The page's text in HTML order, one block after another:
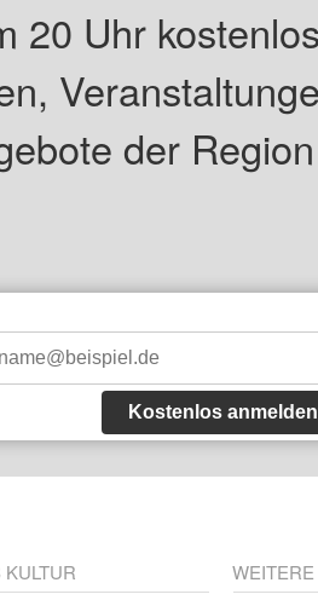
20 Uhr
der
Kostenlos anmelden